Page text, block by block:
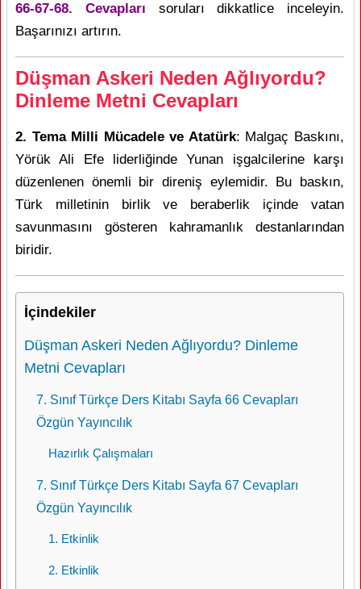
66-67-68. Cevapları soruları dikkatlice inceleyin.
Başarınızı artırın.
Düşman Askeri Neden Ağlıyordu?
Dinleme Metni Cevapları
2. Tema Milli Mücadele ve Atatürk: Malgaç Baskını,
Yörük Ali Efe liderliğinde Yunan işgalcilerine karşı
düzenlenen önemli bir direniş eylemidir. Bu baskın,
Türk milletinin birlik ve beraberlik içinde vatan
savunmasını gösteren kahramanlık destanlarından
biridir.
İçindekiler
Düşman Askeri Neden Ağlıyordu? Dinleme
Metni Cevapları
7. Sınıf Türkçe Ders Kitabı Sayfa 66 Cevapları
Özgün Yayıncılık
Hazırlık Çalışmaları
7. Sınıf Türkçe Ders Kitabı Sayfa 67 Cevapları
Özgün Yayıncılık
1. Etkinlik
2. Etkinlik